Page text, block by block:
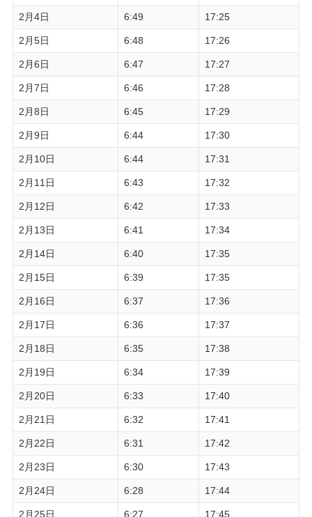
2月4日 6:49 17:25
2月5日 6:48 17:26
2月6日 6:47 17:27
2月7日 6:46 17:28
2月8日 6:45 17:29
2月9日 6:44 17:30
2月10日 6:44 17:31
2月11日 6:43 17:32
2月12日 6:42 17:33
2月13日 6:41 17:34
2月14日 6:40 17:35
2月15日 6:39 17:35
2月16日 6:37 17:36
2月17日 6:36 17:37
2月18日 6:35 17:38
2月19日 6:34 17:39
2月20日 6:33 17:40
2月21日 6:32 17:41
2月22日 6:31 17:42
2月23日 6:30 17:43
2月24日 6:28 17:44
2月25日 6:27 17:45